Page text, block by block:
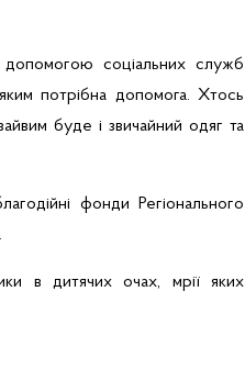
соціальних служб
потрібна допомога. Хтось
буде і звичайний одяг та
фонди Регіонального
в дитячих очах, мрії яких